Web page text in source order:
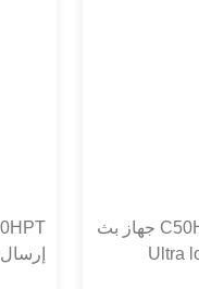
إرسال البيانات والفيديو